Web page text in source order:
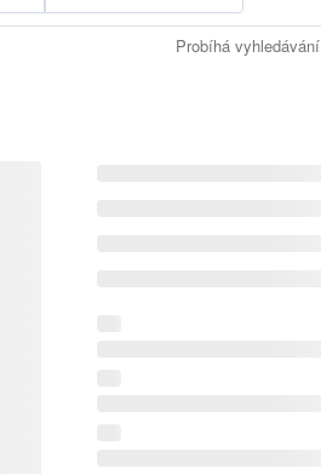
Probíhá vyhledávání